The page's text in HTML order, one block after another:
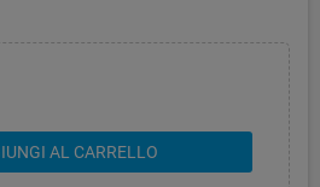
AL CARRELLO